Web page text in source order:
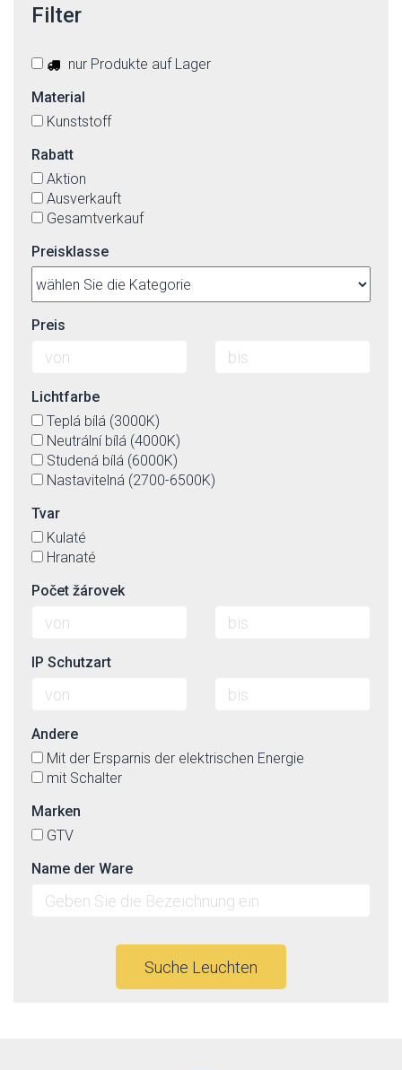
Filter
nur Produkte auf Lager
Material
Kunststoff
Rabatt
Aktion
Ausverkauft
Gesamtverkauf
Preisklasse
Preis
Lichtfarbe
Teplá bílá (3000K)
Neutrální bílá (4000K)
Studená bílá (6000K)
Nastavitelná (2700-6500K)
Tvar
Kulaté
Hranaté
Počet žárovek
IP Schutzart
Andere
Mit der Ersparnis der elektrischen Energie
mit Schalter
Marken
GTV
Name der Ware
Suche Leuchten